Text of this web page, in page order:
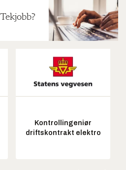
Kontrollingeniør
driftskontrakt elektro